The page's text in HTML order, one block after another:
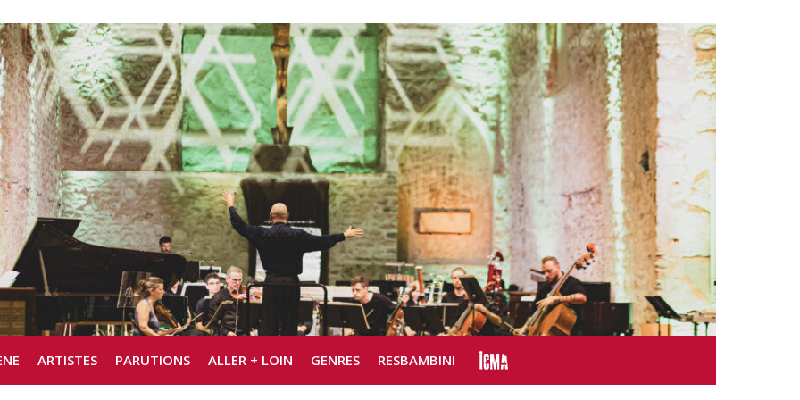
ARTISTES PARUTIONS ALLER + LOIN GENRES RESBAMBINI